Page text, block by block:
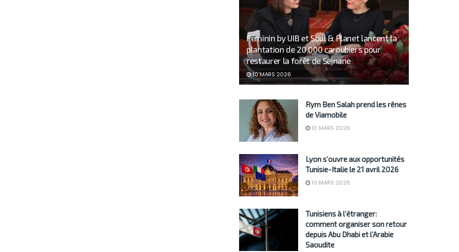
Féminin by UIB et Soul & Planet lancent la
plantation de 20 000 caroubiers pour
restaurer la forêt de Sejnane
10 MARS 2026
Rym Ben Salah prend les rênes
de Viamobile
10 MARS 2026
Lyon s’ouvre aux opportunités
Tunisie-Italie le 21 avril 2026
10 MARS 2026
Tunisiens à l’étranger:
comment organiser son retour
depuis Abu Dhabi et l’Arabie
Saoudite